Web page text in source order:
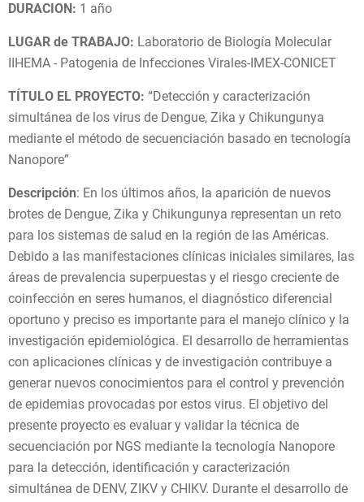
DURACION: 1 año
LUGAR de TRABAJO: Laboratorio de Biología Molecular
IIHEMA - Patogenia de Infecciones Virales-IMEX-CONICET
TÍTULO EL PROYECTO: “Detección y caracterización
simultánea de los virus de Dengue, Zika y Chikungunya
mediante el método de secuenciación basado en tecnología
Nanopore”
Descripción: En los últimos años, la aparición de nuevos
brotes de Dengue, Zika y Chikungunya representan un reto
para los sistemas de salud en la región de las Américas.
Debido a las manifestaciones clínicas iniciales similares, las
áreas de prevalencia superpuestas y el riesgo creciente de
coinfección en seres humanos, el diagnóstico diferencial
oportuno y preciso es importante para el manejo clínico y la
investigación epidemiológica. El desarrollo de herramientas
con aplicaciones clínicas y de investigación contribuye a
generar nuevos conocimientos para el control y prevención
de epidemias provocadas por estos virus. El objetivo del
presente proyecto es evaluar y validar la técnica de
secuenciación por NGS mediante la tecnología Nanopore
para la detección, identificación y caracterización
simultánea de DENV, ZIKV y CHIKV. Durante el desarrollo de